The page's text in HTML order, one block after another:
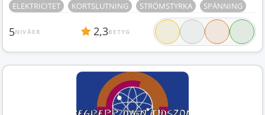
ELEKTRICITET KORTSLUTNING STRÖMSTYRKA SPÄNNING
5NIVÅER 2,3BETYG